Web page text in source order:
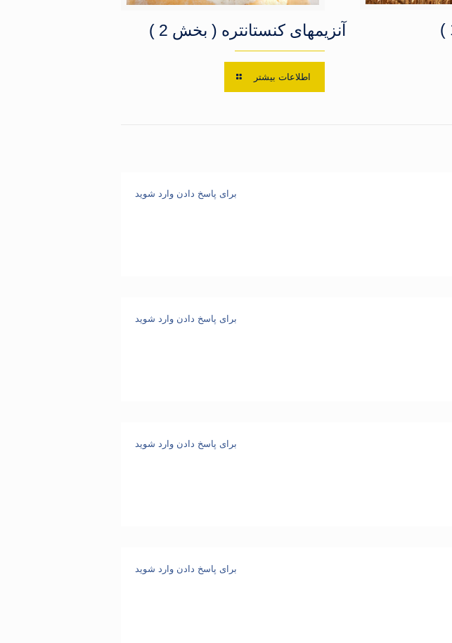
آنزیمهای کنستانتره ( بخش 2 )
اطلاعات بیشتر
برای پاسخ دادن وارد شوید
برای پاسخ دادن وارد شوید
برای پاسخ دادن وارد شوید
برای پاسخ دادن وارد شوید